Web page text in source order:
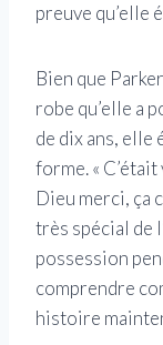
preuve qu’elle
Bien que
robe qu’elle a
de dix ans, elle
forme. «
Dieu merci, ça
très spécial de
possession
comprendre
histoire